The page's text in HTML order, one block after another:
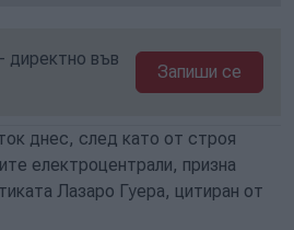
- директно във
Запиши се
днес, след като от строя
електроцентрали, призна
Лазаро Гуера, цитиран от